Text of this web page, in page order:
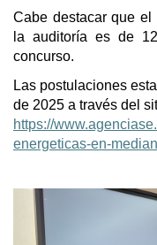
Cabe destacar que
la auditoría es de
concurso.
Las postulaciones
de 2025 a través del
https://
energeticas-en-